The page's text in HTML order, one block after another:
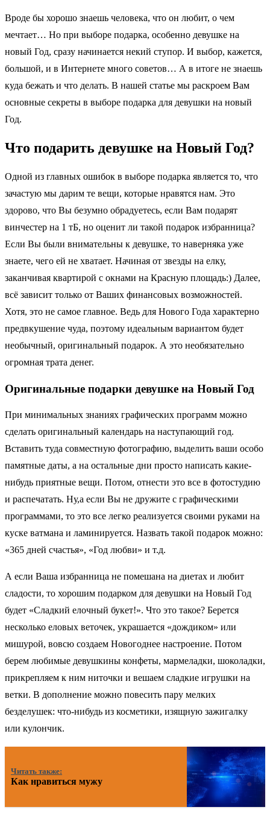
Вроде бы хорошо знаешь человека, что он любит, о чем
мечтает… Но при выборе подарка, особенно девушке на
новый Год, сразу начинается некий ступор. И выбор, кажется,
большой, и в Интернете много советов… А в итоге не знаешь
куда бежать и что делать. В нашей статье мы раскроем Вам
основные секреты в выборе подарка для девушки на новый
Год.
Что подарить девушке на Новый Год?
Одной из главных ошибок в выборе подарка является то, что
зачастую мы дарим те вещи, которые нравятся нам. Это
здорово, что Вы безумно обрадуетесь, если Вам подарят
винчестер на 1 тБ, но оценит ли такой подарок избранница?
Если Вы были внимательны к девушке, то наверняка уже
знаете, чего ей не хватает. Начиная от звезды на елку,
заканчивая квартирой с окнами на Красную площадь:) Далее,
всё зависит только от Ваших финансовых возможностей.
Хотя, это не самое главное. Ведь для Нового Года характерно
предвкушение чуда, поэтому идеальным вариантом будет
необычный, оригинальный подарок. А это необязательно
огромная трата денег.
Оригинальные подарки девушке на Новый Год
При минимальных знаниях графических программ можно
сделать оригинальный календарь на наступающий год.
Вставить туда совместную фотографию, выделить ваши особо
памятные даты, а на остальные дни просто написать какие-
нибудь приятные вещи. Потом, отнести это все в фотостудию
и распечатать. Ну,а если Вы не дружите с графическими
программами, то это все легко реализуется своими руками на
куске ватмана и ламинируется. Назвать такой подарок можно:
«365 дней счастья», «Год любви» и т.д.
А если Ваша избранница не помешана на диетах и любит
сладости, то хорошим подарком для девушки на Новый Год
будет «Сладкий елочный букет!». Что это такое? Берется
несколько еловых веточек, украшается «дождиком» или
мишурой, вовсю создаем Новогоднее настроение. Потом
берем любимые девушкины конфеты, мармеладки, шоколадки,
прикрепляем к ним ниточки и вешаем сладкие игрушки на
ветки. В дополнение можно повесить пару мелких
безделушек: что-нибудь из косметики, изящную зажигалку
или кулончик.
Читать также:
Как нравиться мужу